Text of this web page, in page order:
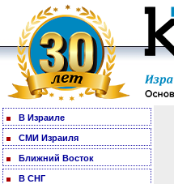
В Израиле
СМИ Израиля
Ближний Восток
В СНГ